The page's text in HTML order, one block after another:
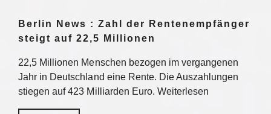
Berlin News : Zahl der Rentenempfänger
steigt auf 22,5 Millionen
22,5 Millionen Menschen bezogen im vergangenen
Jahr in Deutschland eine Rente. Die Auszahlungen
stiegen auf 423 Milliarden Euro. Weiterlesen